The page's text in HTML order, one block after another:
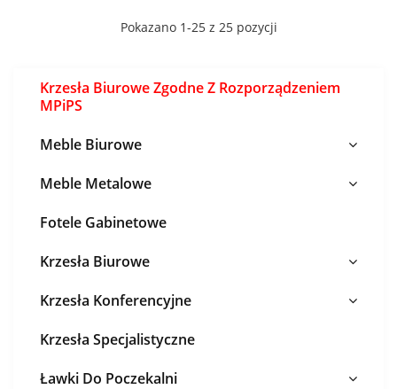
Pokazano 1-25 z 25 pozycji
Krzesła Biurowe Zgodne Z Rozporządzeniem
MPiPS
Meble Biurowe
Meble Metalowe
Fotele Gabinetowe
Krzesła Biurowe
Krzesła Konferencyjne
Krzesła Specjalistyczne
Ławki Do Poczekalni